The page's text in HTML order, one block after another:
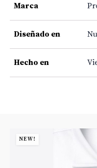
Marca
Diseñado en
Hecho en
NEW!